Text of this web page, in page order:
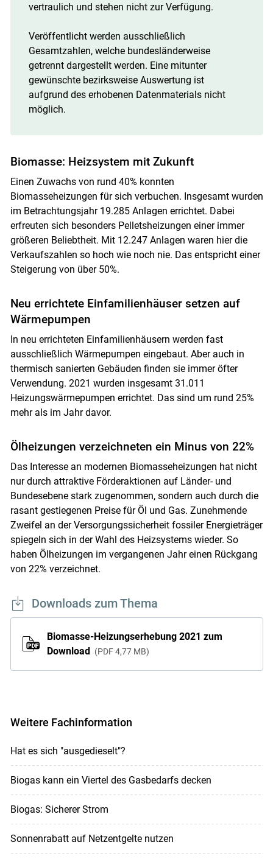
vertraulich und stehen nicht zur Verfügung.
Veröffentlicht werden ausschließlich
Gesamtzahlen, welche bundesländerweise
getrennt dargestellt werden. Eine mitunter
gewünschte bezirksweise Auswertung ist
aufgrund des erhobenen Datenmaterials nicht
möglich.
Biomasse: Heizsystem mit Zukunft
Einen Zuwachs von rund 40% konnten
Biomasseheizungen für sich verbuchen. Insgesamt wurden
im Betrachtungsjahr 19.285 Anlagen errichtet. Dabei
erfreuten sich besonders Pelletsheizungen einer immer
größeren Beliebtheit. Mit 12.247 Anlagen waren hier die
Verkaufszahlen so hoch wie noch nie. Das entspricht einer
Steigerung von über 50%.
Neu errichtete Einfamilienhäuser setzen auf
Wärmepumpen
In neu errichteten Einfamilienhäusern werden fast
ausschließlich Wärmepumpen eingebaut. Aber auch in
thermisch sanierten Gebäuden finden sie immer öfter
Verwendung. 2021 wurden insgesamt 31.011
Heizungswärmepumpen errichtet. Das sind um rund 25%
mehr als im Jahr davor.
Ölheizungen verzeichneten ein Minus von 22%
Das Interesse an modernen Biomasseheizungen hat nicht
nur durch attraktive Förderaktionen auf Länder- und
Bundesebene stark zugenommen, sondern auch durch die
rasant gestiegenen Preise für Öl und Gas. Zunehmende
Zweifel an der Versorgungssicherheit fossiler Energieträger
spiegeln sich in der Wahl des Heizsystems wieder. So
haben Ölheizungen im vergangenen Jahr einen Rückgang
von 22% verzeichnet.
Downloads zum Thema
Biomasse-Heizungserhebung 2021 zum
Download
PDF 4,77 MB
Weitere Fachinformation
Hat es sich "ausgedieselt"?
Biogas kann ein Viertel des Gasbedarfs decken
Biogas: Sicherer Strom
Sonnenrabatt auf Netzentgelte nutzen